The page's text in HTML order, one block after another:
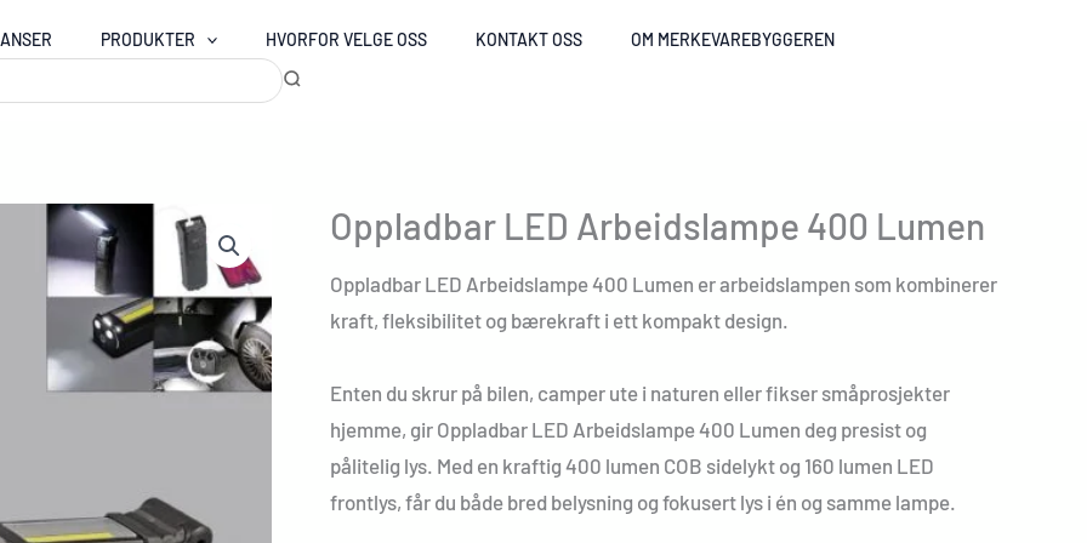
PRODUKTER HVORFOR VELGE OSS KONTAKT OSS OM MERKEVAREBYGGEREN
Oppladbar LED Arbeidslampe 400 Lumen
Oppladbar LED Arbeidslampe 400 Lumen er arbeidslampen som kombinerer
kraft, fleksibilitet og bærekraft i ett kompakt design.
Enten du skrur på bilen, camper ute i naturen eller fikser småprosjekter
hjemme, gir Oppladbar LED Arbeidslampe 400 Lumen deg presist og
pålitelig lys. Med en kraftig 400 lumen COB sidelykt og 160 lumen LED
frontlys, får du både bred belysning og fokusert lys i én og samme lampe.